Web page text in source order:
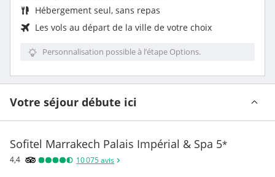
Hébergement seul, sans repas
Les vols au départ de la ville de votre choix
Personnalisation possible à l’étape Options.
Votre séjour débute ici
Sofitel Marrakech Palais Impérial & Spa 5*
4,4 10 075avis